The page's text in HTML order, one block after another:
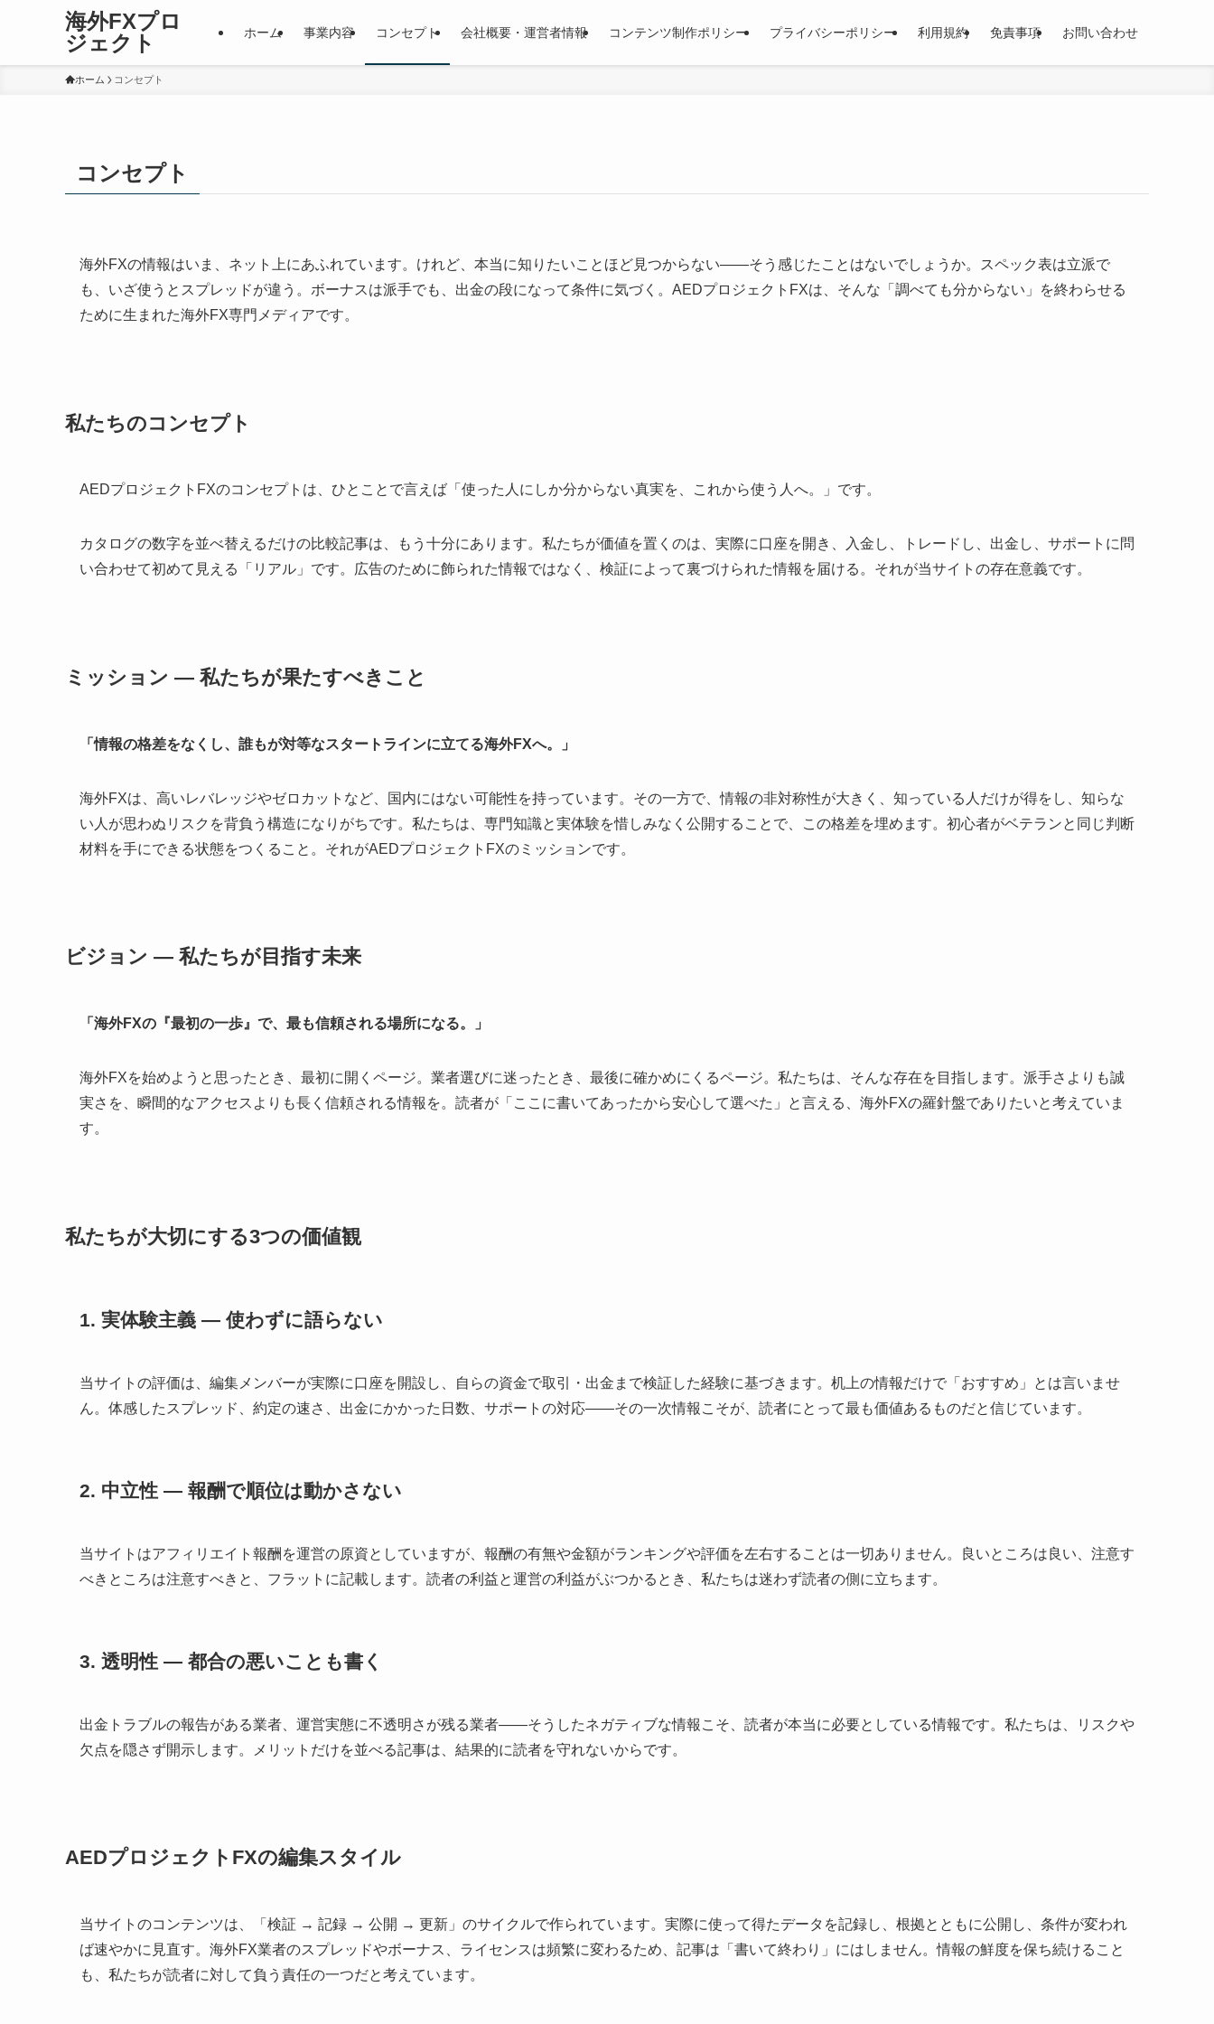
海外FXプロ
ジェクト
ホーム 事業内容 コンセプト 会社概要・運営者情報 コンテンツ制作ポリシー プライバシーポリシー 利用規約 免責事項 お問い合わせ
ホーム コンセプト
コンセプト
海外FXの情報はいま、ネット上にあふれています。けれど、本当に知りたいことほど見つからない――そう感じたことはないでしょうか。スペック表は立派で
も、いざ使うとスプレッドが違う。ボーナスは派手でも、出金の段になって条件に気づく。AEDプロジェクトFXは、そんな「調べても分からない」を終わらせる
ために生まれた海外FX専門メディアです。
私たちのコンセプト
AEDプロジェクトFXのコンセプトは、ひとことで言えば「使った人にしか分からない真実を、これから使う人へ。」です。
カタログの数字を並べ替えるだけの比較記事は、もう十分にあります。私たちが価値を置くのは、実際に口座を開き、入金し、トレードし、出金し、サポートに問
い合わせて初めて見える「リアル」です。広告のために飾られた情報ではなく、検証によって裏づけられた情報を届ける。それが当サイトの存在意義です。
ミッション ― 私たちが果たすべきこと
「情報の格差をなくし、誰もが対等なスタートラインに立てる海外FXへ。」
海外FXは、高いレバレッジやゼロカットなど、国内にはない可能性を持っています。その一方で、情報の非対称性が大きく、知っている人だけが得をし、知らな
い人が思わぬリスクを背負う構造になりがちです。私たちは、専門知識と実体験を惜しみなく公開することで、この格差を埋めます。初心者がベテランと同じ判断
材料を手にできる状態をつくること。それがAEDプロジェクトFXのミッションです。
ビジョン ― 私たちが目指す未来
「海外FXの『最初の一歩』で、最も信頼される場所になる。」
海外FXを始めようと思ったとき、最初に開くページ。業者選びに迷ったとき、最後に確かめにくるページ。私たちは、そんな存在を目指します。派手さよりも誠
実さを、瞬間的なアクセスよりも長く信頼される情報を。読者が「ここに書いてあったから安心して選べた」と言える、海外FXの羅針盤でありたいと考えていま
す。
私たちが大切にする3つの価値観
1. 実体験主義 ― 使わずに語らない
当サイトの評価は、編集メンバーが実際に口座を開設し、自らの資金で取引・出金まで検証した経験に基づきます。机上の情報だけで「おすすめ」とは言いませ
ん。体感したスプレッド、約定の速さ、出金にかかった日数、サポートの対応――その一次情報こそが、読者にとって最も価値あるものだと信じています。
2. 中立性 ― 報酬で順位は動かさない
当サイトはアフィリエイト報酬を運営の原資としていますが、報酬の有無や金額がランキングや評価を左右することは一切ありません。良いところは良い、注意す
べきところは注意すべきと、フラットに記載します。読者の利益と運営の利益がぶつかるとき、私たちは迷わず読者の側に立ちます。
3. 透明性 ― 都合の悪いことも書く
出金トラブルの報告がある業者、運営実態に不透明さが残る業者――そうしたネガティブな情報こそ、読者が本当に必要としている情報です。私たちは、リスクや
欠点を隠さず開示します。メリットだけを並べる記事は、結果的に読者を守れないからです。
AEDプロジェクトFXの編集スタイル
当サイトのコンテンツは、「検証 → 記録 → 公開 → 更新」のサイクルで作られています。実際に使って得たデータを記録し、根拠とともに公開し、条件が変われ
ば速やかに見直す。海外FX業者のスプレッドやボーナス、ライセンスは頻繁に変わるため、記事は「書いて終わり」にはしません。情報の鮮度を保ち続けること
も、私たちが読者に対して負う責任の一つだと考えています。